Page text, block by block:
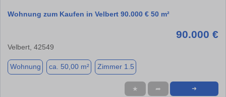
Wohnung zum Kaufen in Velbert 90.000 € 50 m²
90.000 €
Velbert, 42549
Wohnung ca. 50,00 m² Zimmer 1.5
★ ➦ ➜